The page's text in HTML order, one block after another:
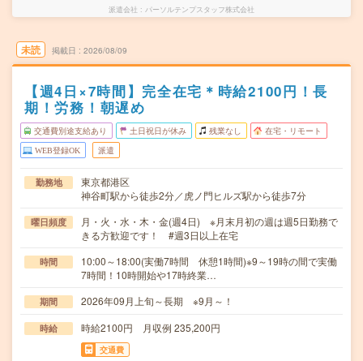
派遣会社 パーソルテンプスタッフ株式会社
未読 掲載日 2026/08/09
【週4日×7時間】完全在宅＊時給2100円！長
期！労務！朝遅め
交通費別途支給あり 土日祝日が休み 残業なし 在宅・リモート
WEB登録OK 派遣
勤務地
東京都港区
神谷町駅から徒歩2分／虎ノ門ヒルズ駅から徒歩7分
曜日頻度
月・火・水・木・金(週4日) ※月末月初の週は週5日勤務で
きる方歓迎です！ #週3日以上在宅
時間
10:00～18:00(実働7時間 休憩1時間)※9～19時の間で実働
7時間！10時開始や17時終業…
期間 2026年09月上旬～長期 ※9月～！
時給 時給2100円 月収例 235,200円
交通費